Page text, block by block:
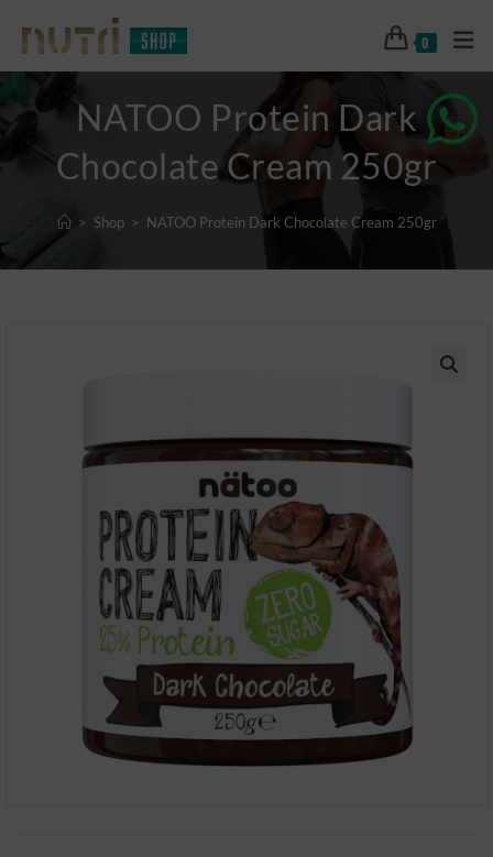
0
NATOO Protein Dark
Chocolate Cream 250gr
> Shop > NATOO Protein Dark Chocolate Cream 250gr